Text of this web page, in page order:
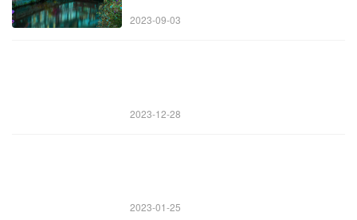
2023-09-03
2023-12-28
2023-01-25